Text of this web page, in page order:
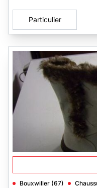
Particulier
Bouxwiller (67)